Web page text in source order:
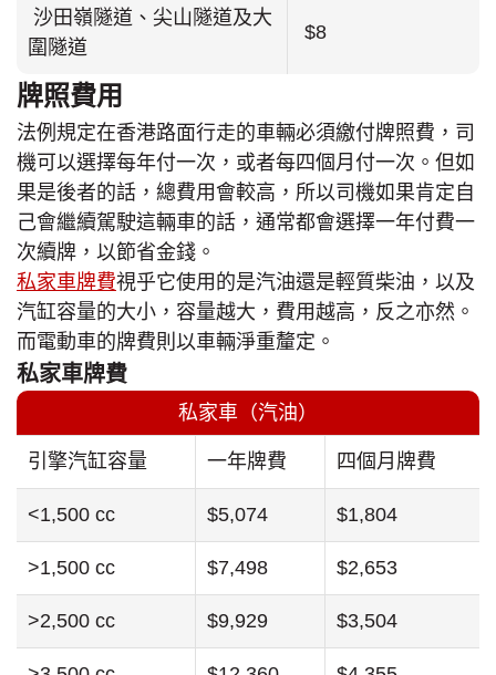
沙田嶺隧道、尖山隧道及大
圍隧道
$8
牌照費用
法例規定在香港路面行走的車輛必須繳付牌照費，司
機可以選擇每年付一次，或者每四個月付一次。但如
果是後者的話，總費用會較高，所以司機如果肯定自
己會繼續駕駛這輛車的話，通常都會選擇一年付費一
次續牌，以節省金錢。
私家車牌費視乎它使用的是汽油還是輕質柴油，以及
汽缸容量的大小，容量越大，費用越高，反之亦然。
而電動車的牌費則以車輛淨重釐定。
私家車牌費
私家車（汽油）
引擎汽缸容量 一年牌費 四個月牌費
<1,500 cc $5,074 $1,804
>1,500 cc $7,498 $2,653
>2,500 cc $9,929 $3,504